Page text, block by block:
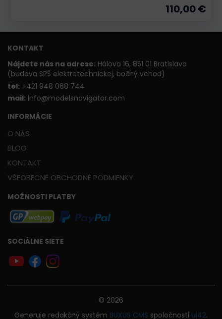
110,00 €
KONTAKT
Nájdete nás na adrese: Hálova 16, 851 01 Bratislava
(budova SPŠ elektrotechnickej, bočný vchod)
tel: +421 948 068 744
mail: info@modelsnavigator.com
INFORMÁCIE
O NÁS
BLOG
KONTAKT
VŠEOBECNÉ OBCHODNÉ PODMIENKY
MOŽNOSTI PLATBY
SOCIÁLNE SIETE
© 2026
Generuje redakčný systém BUXUS CMS spoločnosti ui42.